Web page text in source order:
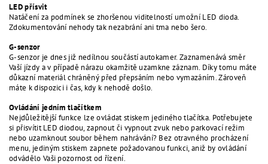
LED přísvit
Natáčení za podmínek se zhoršenou viditelností umožní LED dioda.
Zdokumentování nehody tak nezabrání ani tma nebo šero.
G-senzor
G-senzor je dnes již nedílnou součástí autokamer. Zaznamenává směr
Vaší jízdy a v případě nárazu okamžitě uzamkne záznam. Díky tomu máte
důkazní materiál chráněný před přepsáním nebo vymazáním. Zároveň
máte k dispozici i čas, kdy k nehodě došlo.
Ovládání jedním tlačítkem
Nejdůležitější funkce lze ovládat stiskem jediného tlačítka. Potřebujete
si přisvítit LED diodou, zapnout či vypnout zvuk nebo parkovací režim
nebo uzamknout soubor během nahrávání? Bez otravného procházení
menu, jediným stiskem zapnete požadovanou funkci, aniž by ovládání
odvádělo Vaši pozornost od řízení.